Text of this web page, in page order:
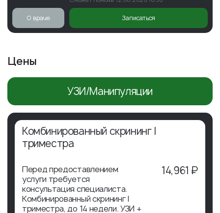
О враче Записаться
Цены
УЗИ/Манипуляции
Комбинированный скрининг I
триместра
14,961 ₽
Перед предоставлением
услуги требуется
консультация специалиста.
Комбинированный скрининг I
триместра, до 14 недели. УЗИ +